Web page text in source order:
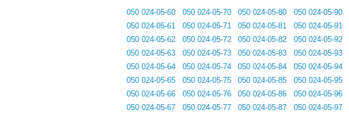
050 024-05-60
050 024-05-61
050 024-05-62
050 024-05-63
050 024-05-64
050 024-05-65
050 024-05-66
050 024-05-67
050 024-05-70
050 024-05-71
050 024-05-72
050 024-05-73
050 024-05-74
050 024-05-75
050 024-05-76
050 024-05-77
050 024-05-80
050 024-05-81
050 024-05-82
050 024-05-83
050 024-05-84
050 024-05-85
050 024-05-86
050 024-05-87
050 024-05-90
050 024-05-91
050 024-05-92
050 024-05-93
050 024-05-94
050 024-05-95
050 024-05-96
050 024-05-97